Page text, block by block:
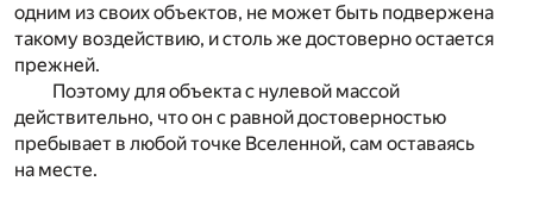
одним из своих объектов, не может быть подвержена
такому воздействию, и столь же достоверно остается
прежней.
Поэтому для объекта с нулевой массой
действительно, что он с равной достоверностью
пребывает в любой точке Вселенной, сам оставаясь
на месте.